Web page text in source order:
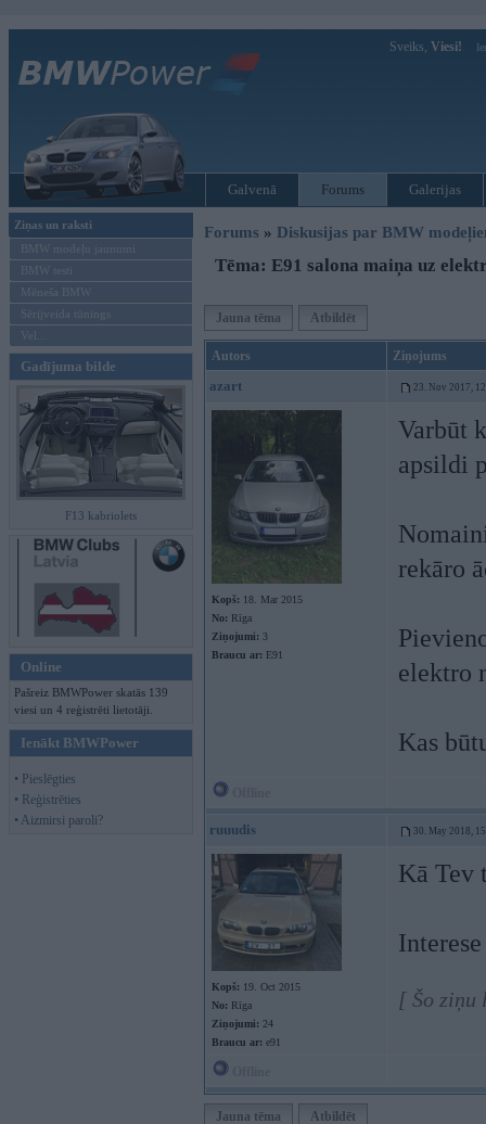
Sveiks, Viesi!
Galvenā Forums Galerijas
Ziņas un raksti
BMW modeļu jaunumi
BMW testi
Mēneša BMW
Sērijveida tūnings
Vel...
Gadījuma bilde
F13 kabriolets
Online
Pašreiz BMWPower skatās 139
viesi un 4 reģistrēti lietotāji.
Ienākt BMWPower
• Pieslēgties
• Reģistrēties
• Aizmirsi paroli?
Forums » Diskusijas par BMW
Tēma: E91 salona maiņa uz
Jauna tēma Atbildēt
Autors Ziņojums
azart 23. Nov 2017,
Kopš: 18. Mar 2015
No: Rīga
Ziņojumi: 3
Braucu ar: E91
Varbūt
apsildi
rekāro
elektro
Kas
ruuudis 30. May 2018,
Kopš: 19. Oct 2015
No: Rīga
Ziņojumi: 24
Braucu ar: e91
Kā Tev
[ Šo ziņu
Jauna tēma Atbildēt